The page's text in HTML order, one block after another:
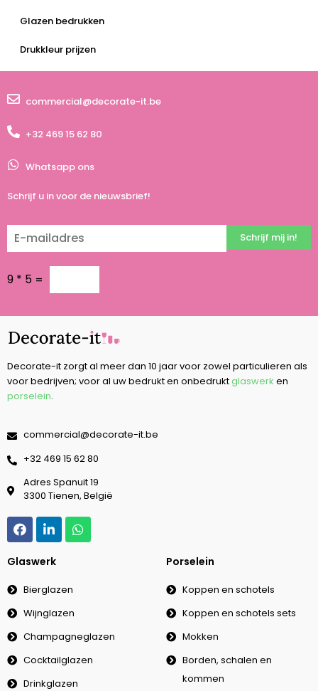
Glazen bedrukken
Drukkleur prijzen
commercial@decorate-it.be
+32 469 15 62 80
Whatsapp ons
Schrijf u in voor de nieuwsbrief!
9 * 5 =
Schrijf mij in!
Decorate-it zorgt al meer dan 10 jaar voor zowel particulieren als
voor bedrijven; voor al uw bedrukt en onbedruktglaswerk en
porselein.
commercial@decorate-it.be
‭+32 469 15 62 80‬
Adres Spanuit 19
3300 Tienen, België
Glaswerk
Bierglazen
Wijnglazen
Champagneglazen
Cocktailglazen
Drinkglazen
Porselein
Koppen en schotels
Koppen en schotels sets
Mokken
Borden, schalen en
kommen